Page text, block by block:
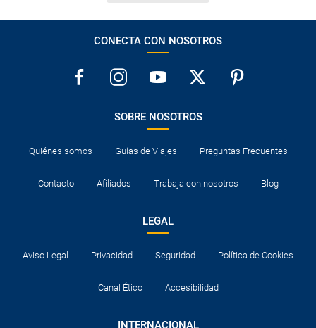
CONECTA CON NOSOTROS
SOBRE NOSOTROS
Quiénes somos Guías de Viajes Preguntas Frecuentes
Contacto Afiliados Trabaja con nosotros Blog
LEGAL
Aviso Legal Privacidad Seguridad Política de Cookies
Canal Ético Accesibilidad
INTERNACIONAL